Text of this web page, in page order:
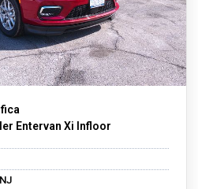
Entervan Xi Infloor